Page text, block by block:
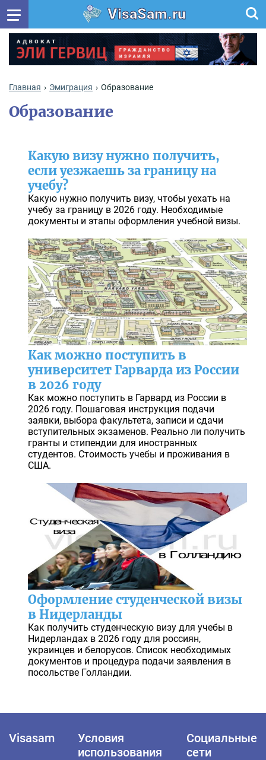
VisaSam.ru
Главная Эмиграция Образование
Образование
Какую визу нужно получить,
если уезжаешь за границу на
учебу?
Какую нужно получить визу, чтобы уехать на
учебу за границу в 2026 году. Необходимые
документы и этапы оформления учебной визы.
Как можно поступить в
университет Гарварда из России
в 2026 году
Как можно поступить в Гарвард из России в
2026 году. Пошаговая инструкция подачи
заявки, выбора факультета, записи и сдачи
вступительных экзаменов. Реально ли получить
гранты и стипендии для иностранных
студентов. Стоимость учебы и проживания в
США.
Оформление студенческой визы
в Нидерланды
Как получить студенческую визу для учебы в
Нидерландах в 2026 году для россиян,
украинцев и белорусов. Список необходимых
документов и процедура подачи заявления в
посольстве Голландии.
Visasam
Условия
использования
Социальные
сети